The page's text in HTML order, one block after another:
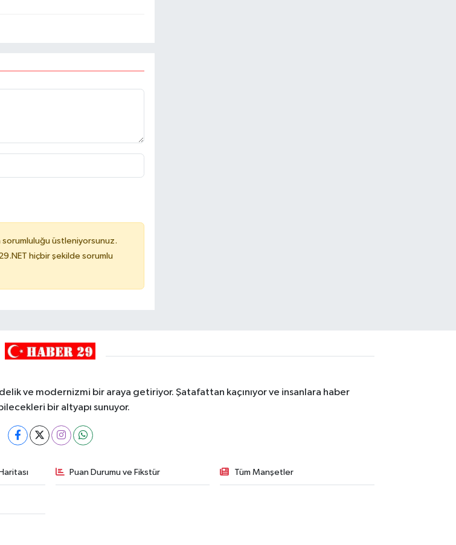
üstleniyorsunuz.
hiçbir şekilde sorumlu
ve modernizmi bir araya getiriyor. Şatafattan kaçınıyor ve insanlara haber
bir altyapı sunuyor.
Puan Durumu ve Fikstür Tüm Manşetler